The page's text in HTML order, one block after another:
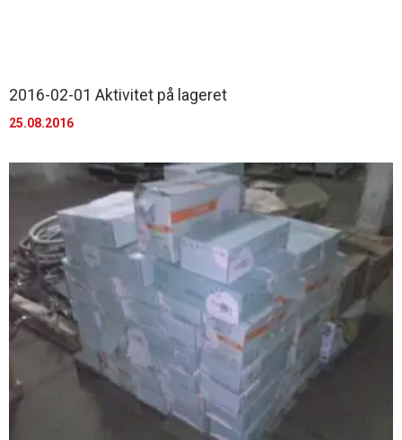
2016-02-01 Aktivitet på lageret
25.08.2016